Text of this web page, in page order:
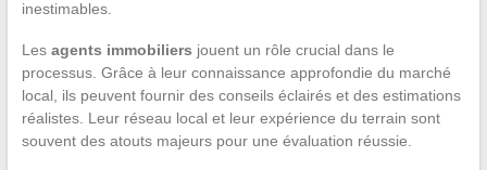
inestimables.
Les agents immobiliers jouent un rôle crucial dans le
processus. Grâce à leur connaissance approfondie du marché
local, ils peuvent fournir des conseils éclairés et des estimations
réalistes. Leur réseau local et leur expérience du terrain sont
souvent des atouts majeurs pour une évaluation réussie.